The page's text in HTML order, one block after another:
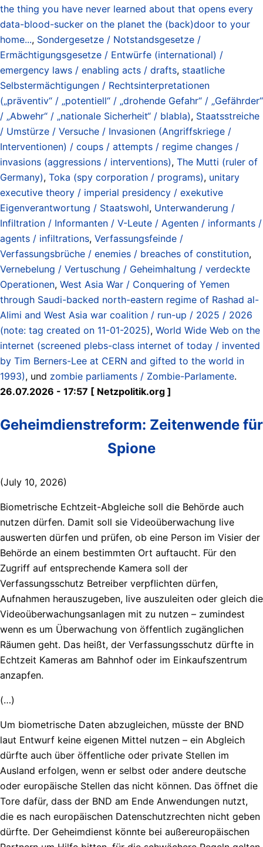
the thing you have never learned about that opens every
data-blood-sucker on the planet the (back)door to your
home..., Sondergesetze / Notstandsgesetze /
Ermächtigungsgesetze / Entwürfe (international) /
emergency laws / enabling acts / drafts, staatliche
Selbstermächtigungen / Rechtsinterpretationen
(„präventiv“ / „potentiell“ / „drohende Gefahr“ / „Gefährder“
/ „Abwehr“ / „nationale Sicherheit“ / blabla), Staatsstreiche
/ Umstürze / Versuche / Invasionen (Angriffskriege /
Interventionen) / coups / attempts / regime changes /
invasions (aggressions / interventions), The Mutti (ruler of
Germany), Toka (spy corporation / programs), unitary
executive theory / imperial presidency / exekutive
Eigenverantwortung / Staatswohl, Unterwanderung /
Infiltration / Informanten / V-Leute / Agenten / informants /
agents / infiltrations, Verfassungsfeinde /
Verfassungsbrüche / enemies / breaches of constitution,
Vernebelung / Vertuschung / Geheimhaltung / verdeckte
Operationen, West Asia War / Conquering of Yemen
through Saudi-backed north-eastern regime of Rashad al-
Alimi and West Asia war coalition / run-up / 2025 / 2026
(note: tag created on 11-01-2025), World Wide Web on the
internet (screened plebs-class internet of today / invented
by Tim Berners-Lee at CERN and gifted to the world in
1993), und zombie parliaments / Zombie-Parlamente.
26.07.2026 - 17:57 [ Netzpolitik.org ]
Geheimdienstreform: Zeitenwende für
Spione
(July 10, 2026)
Biometrische Echtzeit-Abgleiche soll die Behörde auch
nutzen dürfen. Damit soll sie Videoüberwachung live
auswerten dürfen und prüfen, ob eine Person im Visier der
Behörde an einem bestimmten Ort auftaucht. Für den
Zugriff auf entsprechende Kamera soll der
Verfassungsschutz Betreiber verpflichten dürfen,
Aufnahmen herauszugeben, live auszuleiten oder gleich die
Videoüberwachungsanlagen mit zu nutzen – zumindest
wenn es um Überwachung von öffentlich zugänglichen
Räumen geht. Das heißt, der Verfassungsschutz dürfte in
Echtzeit Kameras am Bahnhof oder im Einkaufszentrum
anzapfen.
(…)
Um biometrische Daten abzugleichen, müsste der BND
laut Entwurf keine eigenen Mittel nutzen – ein Abgleich
dürfte auch über öffentliche oder private Stellen im
Ausland erfolgen, wenn er selbst oder andere deutsche
oder europäische Stellen das nicht können. Das öffnet die
Tore dafür, dass der BND am Ende Anwendungen nutzt,
die es nach europäischen Datenschutzrechten nicht geben
dürfte. Der Geheimdienst könnte bei außereuropäischen